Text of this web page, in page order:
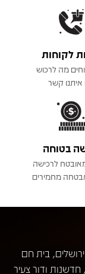
לקוחות
מה לרכוש
איתנו קשר
בטוחה
לרכישה
מחמירים
תקליטים מיתולוגית ברחוב שמאי 12 בירושלים, בית חם
ודור צעיר